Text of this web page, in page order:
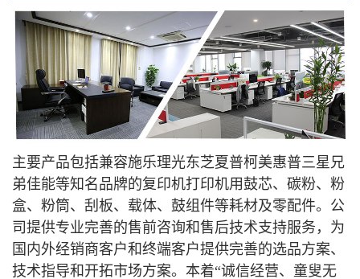
主要产品包括兼容施乐理光东芝夏普柯美惠普三星兄
弟佳能等知名品牌的复印机打印机用鼓芯、碳粉、粉
盒、粉筒、刮板、载体、鼓组件等耗材及零配件。公
司提供专业完善的售前咨询和售后技术支持服务，为
国内外经销商客户和终端客户提供完善的选品方案、
技术指导和开拓市场方案。本着“诚信经营、童叟无